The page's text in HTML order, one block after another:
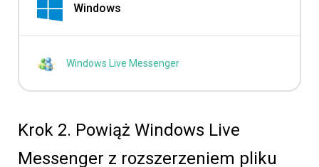
Windows
Windows Live Messenger
Krok 2. Powiąż Windows Live
Messenger z rozszerzeniem pliku